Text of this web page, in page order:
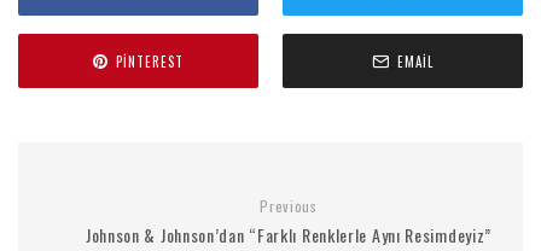
PINTEREST EMAIL
Previous
Johnson & Johnson’dan “Farklı Renklerle Aynı Resimdeyiz”